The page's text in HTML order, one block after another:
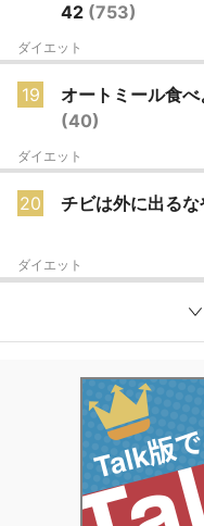
42 (753)
ダイエット
19
オートミール食
(40)
ダイエット
20 チビは外に出るな
ダイエット